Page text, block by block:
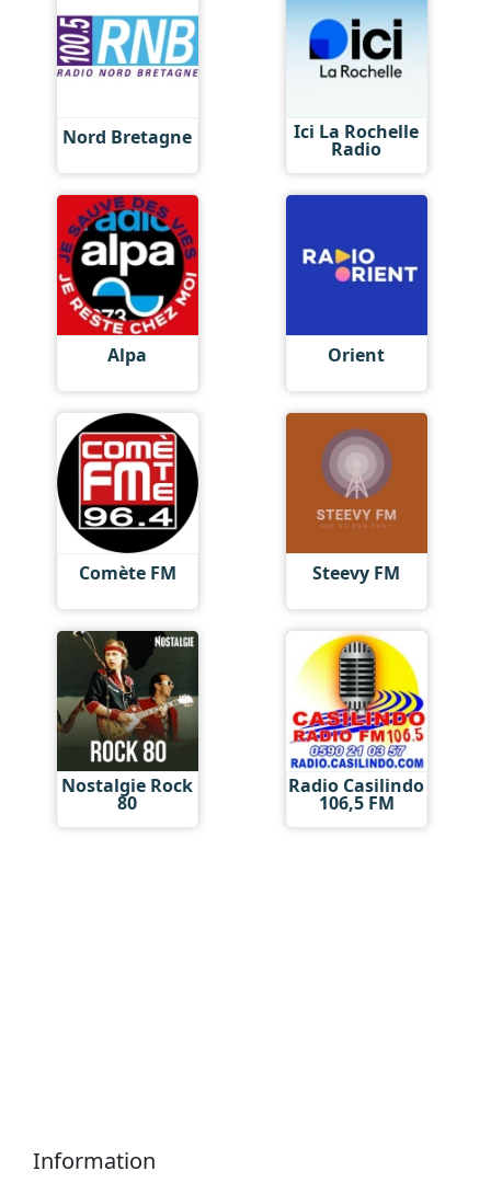
Nord Bretagne Ici La Rochelle
Radio
Alpa Orient
Comète FM Steevy FM
Nostalgie Rock
80
Radio Casilindo
106,5 FM
Information